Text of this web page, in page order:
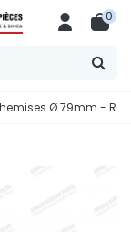
0
Ø 79mm - Réf